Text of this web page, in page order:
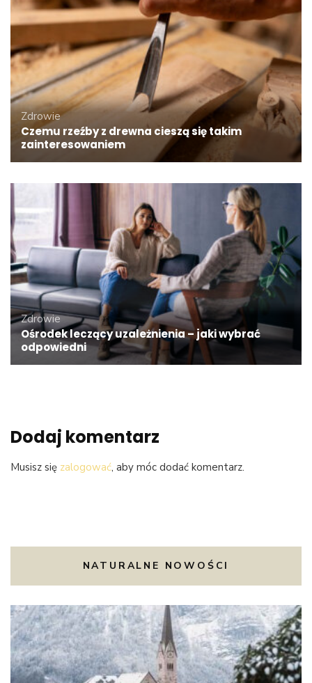
Zdrowie
Czemu rzeźby z drewna cieszą się takim
zainteresowaniem
Zdrowie
Ośrodek leczący uzależnienia – jaki wybrać
odpowiedni
Dodaj komentarz
Musisz się zalogować, aby móc dodać komentarz.
NATURALNE NOWOŚCI